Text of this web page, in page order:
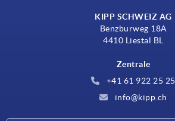
KIPP SCHWEIZ AG
Benzburweg 18A
4410 Liestal BL
Zentrale
+41 61 922 25 25
info@kipp.ch